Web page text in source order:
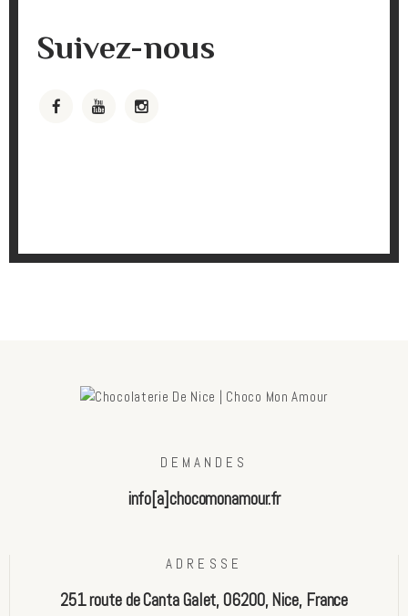
Suivez-nous
DEMANDES
info[a]chocomonamour.fr
ADRESSE
251 route de Canta Galet, 06200, Nice, France